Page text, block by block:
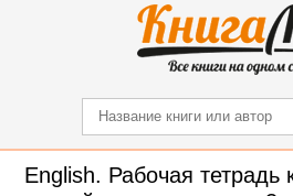
English. Рабочая тетрадь